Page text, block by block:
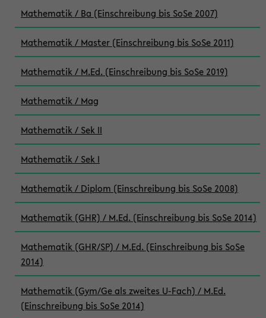
Mathematik / Ba (Einschreibung bis SoSe 2007)
Mathematik / Master (Einschreibung bis SoSe 2011)
Mathematik / M.Ed. (Einschreibung bis SoSe 2019)
Mathematik / Mag
Mathematik / Sek II
Mathematik / Sek I
Mathematik / Diplom (Einschreibung bis SoSe 2008)
Mathematik (GHR) / M.Ed. (Einschreibung bis SoSe 2014)
Mathematik (GHR/SP) / M.Ed. (Einschreibung bis SoSe
2014)
Mathematik (Gym/Ge als zweites U-Fach) / M.Ed.
(Einschreibung bis SoSe 2014)